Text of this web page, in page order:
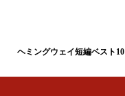
ヘミングウェイ短編ベスト10